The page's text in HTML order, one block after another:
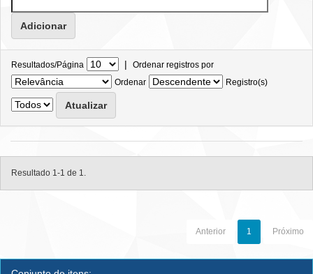
Resultados/Página | Ordenar registros por
Ordenar
Registro(s)
Resultado 1-1 de 1.
Anterior 1 Próximo